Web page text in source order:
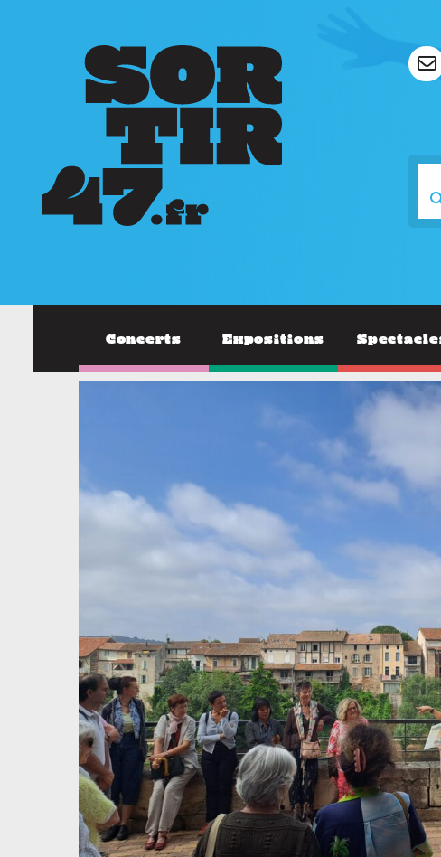
Concerts Expositions